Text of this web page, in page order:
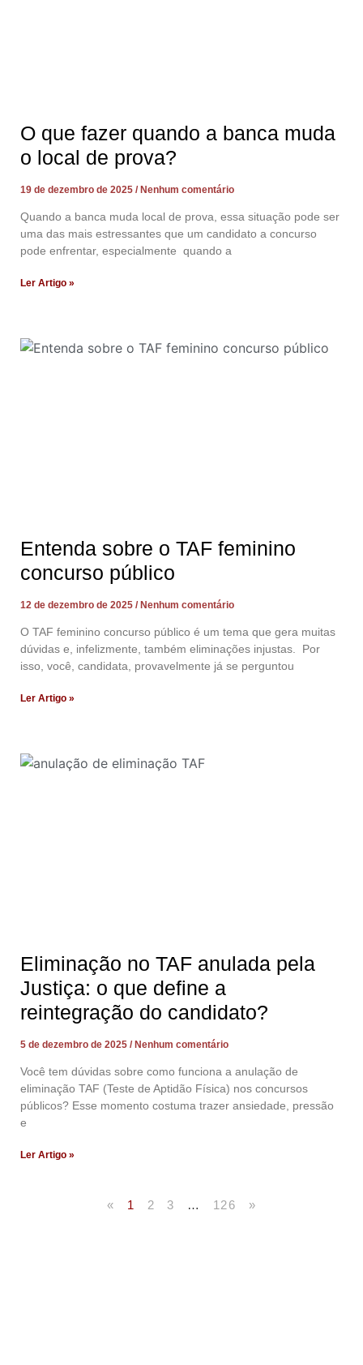
O que fazer quando a banca muda
o local de prova?
19 de dezembro de 2025 Nenhum comentário
Quando a banca muda local de prova, essa situação pode ser
uma das mais estressantes que um candidato a concurso
pode enfrentar, especialmente quando a
Ler Artigo »
Entenda sobre o TAF feminino
concurso público
12 de dezembro de 2025 Nenhum comentário
O TAF feminino concurso público é um tema que gera muitas
dúvidas e, infelizmente, também eliminações injustas. Por
isso, você, candidata, provavelmente já se perguntou
Ler Artigo »
Eliminação no TAF anulada pela
Justiça: o que define a
reintegração do candidato?
5 de dezembro de 2025 Nenhum comentário
Você tem dúvidas sobre como funciona a anulação de
eliminação TAF (Teste de Aptidão Física) nos concursos
públicos? Esse momento costuma trazer ansiedade, pressão
e
Ler Artigo »
« 1 2 3 … 126 »